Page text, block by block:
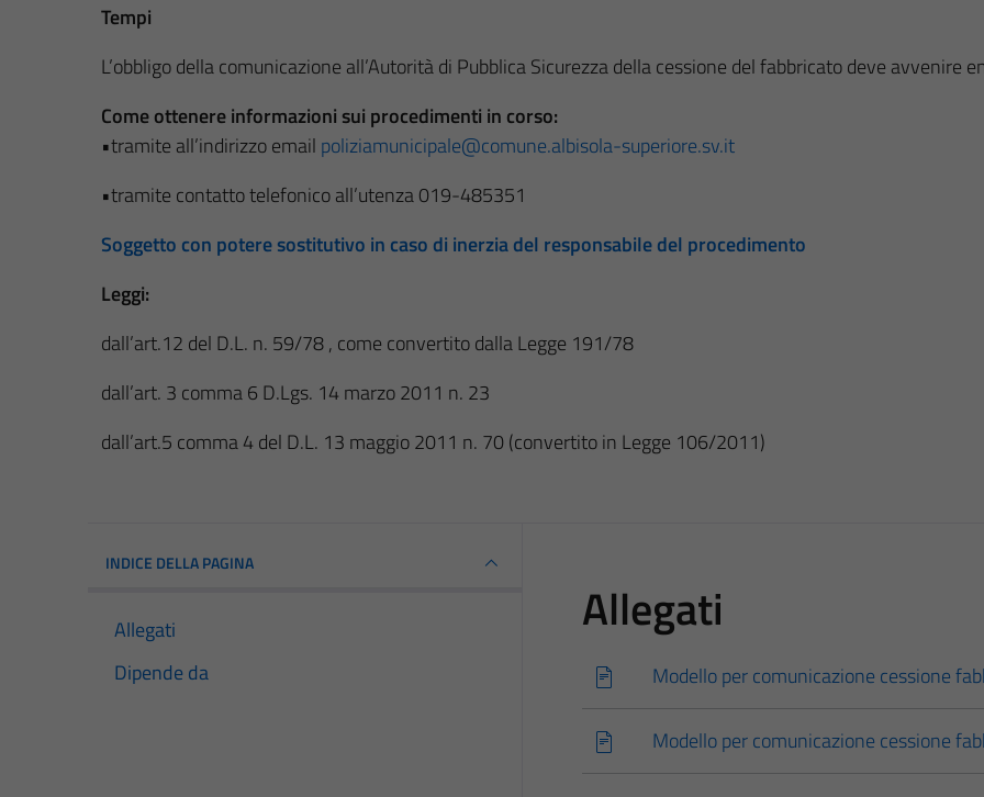
Tempi
L’obbligo della comunicazione all’Autorità di Pubblica Sicurezza della cessione del fabbricato deve avvenire
Come ottenere informazioni sui procedimenti in corso:
•tramite all’indirizzo email poliziamunicipale@comune.albisola-superiore.sv.it
•tramite contatto telefonico all’utenza 019-485351
Soggetto con potere sostitutivo in caso di inerzia del responsabile del procedimento
Leggi:
dall’art.12 del D.L. n. 59/78 , come convertito dalla Legge 191/78
dall’art. 3 comma 6 D.Lgs. 14 marzo 2011 n. 23
dall’art.5 comma 4 del D.L. 13 maggio 2011 n. 70 (convertito in Legge 106/2011)
INDICE DELLA PAGINA
Allegati
Dipende da
Allegati
Modello per comunicazione cessione
Modello per comunicazione cessione